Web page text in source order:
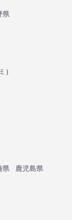
県
）
県
鹿児島県